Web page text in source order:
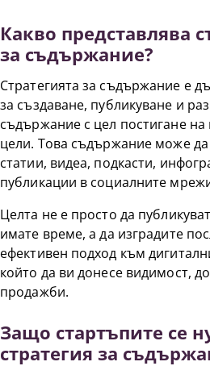
Какво представлява
за съдържание?
Стратегията за съдържание е
за създаване, публикуване и
съдържание с цел постигане на
цели. Това съдържание може
статии, видеа, подкасти,
публикации в социалните
Целта не е просто да
имате време, а да изградите
ефективен подход към
който да ви донесе видимост,
продажби.
Защо стартъпите се
стратегия за